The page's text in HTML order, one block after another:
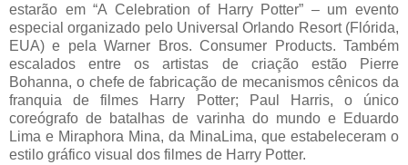
estarão em “A Celebration of Harry Potter” – um evento
especial organizado pelo Universal Orlando Resort (Flórida,
EUA) e pela Warner Bros. Consumer Products. Também
escalados entre os artistas de criação estão Pierre
Bohanna, o chefe de fabricação de mecanismos cênicos da
franquia de filmes Harry Potter; Paul Harris, o único
coreógrafo de batalhas de varinha do mundo e Eduardo
Lima e Miraphora Mina, da MinaLima, que estabeleceram o
estilo gráfico visual dos filmes de Harry Potter.